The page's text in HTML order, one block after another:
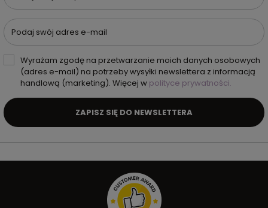
Podaj swój adres e-mail
Wyrażam zgodę na przetwarzanie moich danych osobowych
(adres e-mail) na potrzeby wysyłki newslettera z informacją
handlową (marketing). Więcej w polityce prywatności.
ZAPISZ SIĘ DO NEWSLETTERA